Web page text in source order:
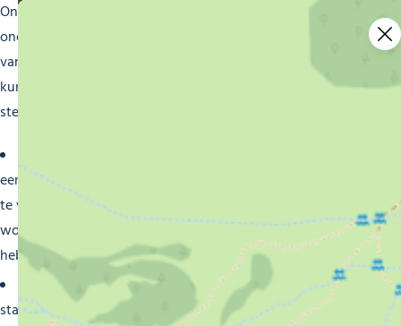
Onze banken en verzekeringsmaatschappijen in Morzine
onderscheiden zich door hun toewijding aan het leveren
van hoogwaardige, persoonlijke diensten. Dit is wat je
kunt verwachten als je ervoor kiest om je vertrouwen te
stellen in onze lokale partners:
een breed scala aan financiële diensten om aan al uw eisen
te voldoen. Zicht- en spaarrekeningen, persoonlijke en
woningkredieten, beleggingen, vermogensbeheer – wij
hebben de juiste oplossingen voor elke fase van uw leven.
Persoonlijk financieel advies
: Onze bankadviseurs
staan klaar om je te helpen je financiën efficiënt en veilig